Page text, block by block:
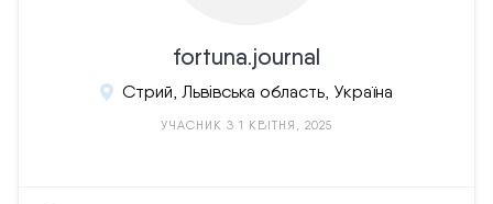
fortuna.journal
Стрий, Львівська область, Україна
УЧАСНИК З 1 КВІТНЯ, 2025